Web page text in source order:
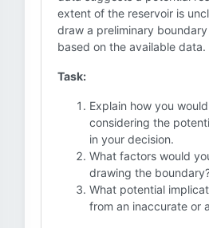
extent of the reservoir is
draw a preliminary
based on the available data.
Task:
Explain how you
considering the
in your decision.
What factors would
drawing the
What potential
from an inaccurate or